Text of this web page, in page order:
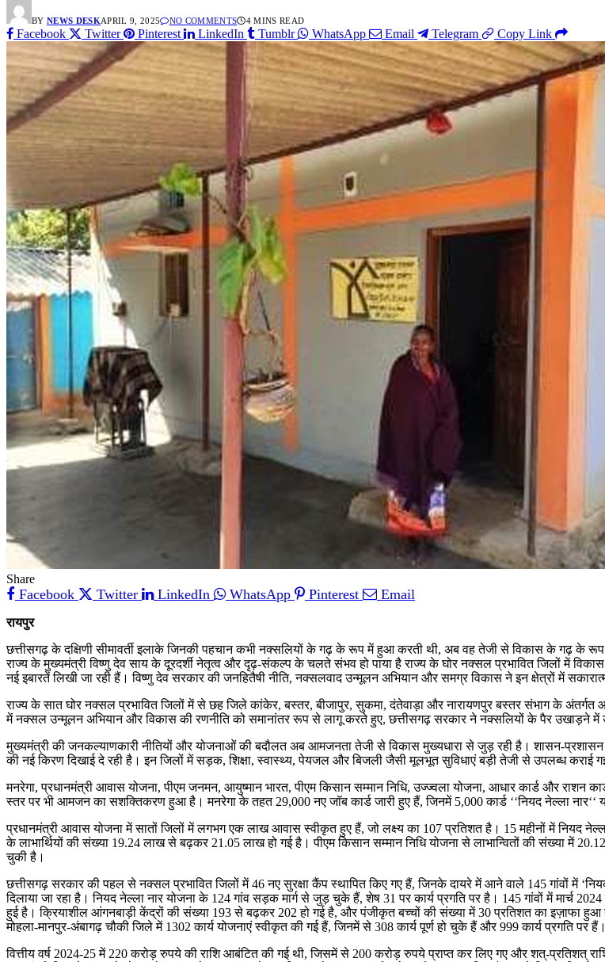
BY NEWS DESKAPRIL 9, 2025 NO COMMENTS 4 MINS READ
Facebook Twitter Pinterest LinkedIn Tumblr WhatsApp Email Telegram Copy Link
Share
Facebook Twitter LinkedIn WhatsApp Pinterest Email
रायपुर
छत्तीसगढ़ के दक्षिणी सीमावर्ती इलाके जिनकी पहचान कभी नक्सलियों के गढ़ के रूप में हुआ करती थी, अब वह तेजी से विकास के गढ़ के
राज्य के मुख्यमंत्री विष्णु देव साय के दूरदर्शी नेतृत्व और दृढ़-संकल्प के चलते संभव हो पाया है राज्य के घोर नक्सल प्रभावित जिलों में
नई इबारतें लिखी जा रही हैं। विष्णु देव सरकार की जनहितैषी नीति, नक्सलवाद उन्मूलन अभियान और समग्र विकास ने इन क्षेत्रों में
राज्य के सात घोर नक्सल प्रभावित जिलों में से छह जिले कांकेर, बस्तर, बीजापुर, सुकमा, दंतेवाड़ा और नारायणपुर बस्तर संभाग के अंतर्गत
में नक्सल उन्मूलन अभियान और विकास की रणनीति को समानांतर रूप से लागू करते हुए, छत्तीसगढ़ सरकार ने नक्सलियों के पैर उखाड़ने में
मुख्यमंत्री की जनकल्याणकारी नीतियों और योजनाओं की बदौलत अब आमजनता तेजी से विकास मुख्यधारा से जुड़ रही है। शासन-
की नई किरण दिखाई दे रही है। इन जिलों में सड़क, शिक्षा, स्वास्थ्य, पेयजल और बिजली जैसी मूलभूत सुविधाएं बड़ी तेजी से उपलब्ध कराई
मनरेगा, प्रधानमंत्री आवास योजना, पीएम जनमन, आयुष्मान भारत, पीएम किसान सम्मान निधि, उज्ज्वला योजना, आधार कार्ड और
स्तर पर भी आमजन का सशक्तिकरण हुआ है। मनरेगा के तहत 29,000 नए जॉब कार्ड जारी हुए हैं, जिनमें 5,000 कार्ड ‘‘नियद नेल्ला नार‘‘
प्रधानमंत्री आवास योजना में सातों जिलों में लगभग एक लाख आवास स्वीकृत हुए हैं, जो लक्ष्य का 107 प्रतिशत है। 15 महीनों में नियद
के लाभार्थियों की संख्या 19.24 लाख से बढ़कर 21.05 लाख हो गई है। पीएम किसान सम्मान निधि योजना से लाभान्वितों की संख्या में
चुकी है।
छत्तीसगढ़ सरकार की पहल से नक्सल प्रभावित जिलों में 46 नए सुरक्षा कैंप स्थापित किए गए हैं, जिनके दायरे में आने वाले 145 गांवों में
दिलाया जा रहा है। नियद नेल्ला नार योजना के 124 गांव सड़क मार्ग से जुड़ चुके हैं, शेष 31 पर कार्य प्रगति पर है। 145 गांवों में मार्च
हुई है। क्रियाशील आंगनबाड़ी केंद्रों की संख्या 193 से बढ़कर 202 हो गई है, और पंजीकृत बच्चों की संख्या में 30 प्रतिशत का इज़ाफा हुआ
मोहला-मानपुर-अंबागढ़ चौकी जिले में 1302 कार्य योजनाएं स्वीकृत की गई हैं, जिनमें से 308 कार्य पूर्ण हो चुके हैं और 999 कार्य प्रगति पर हैं।
वित्तीय वर्ष 2024-25 में 220 करोड़ रुपये की राशि आबंटित की गई थी, जिसमें से 200 करोड़ रुपये प्राप्त कर लिए गए और शत्-प्रतिशत्